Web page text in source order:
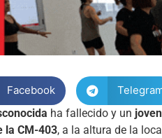
Facebook
ha fallecido y un
la CM-403, a la altura de la